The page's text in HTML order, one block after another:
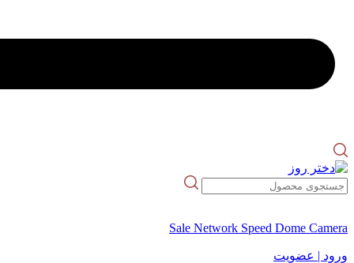
Sale Network Speed Dome Camera
ورود | عضویت